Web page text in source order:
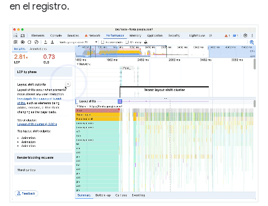
en el registro.